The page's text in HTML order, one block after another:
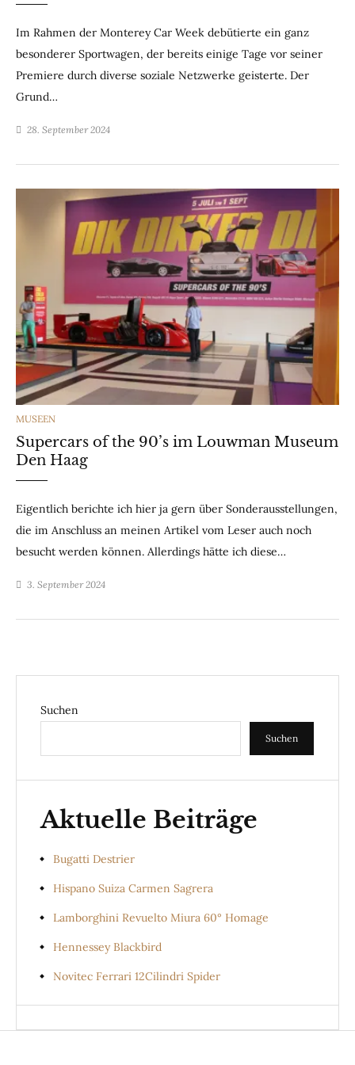
Im Rahmen der Monterey Car Week debütierte ein ganz
besonderer Sportwagen, der bereits einige Tage vor seiner
Premiere durch diverse soziale Netzwerke geisterte. Der
Grund…
28. September 2024
CATEGORIES
MUSEEN
Supercars of the 90’s im Louwman Museum
Den Haag
Eigentlich berichte ich hier ja gern über Sonderausstellungen,
die im Anschluss an meinen Artikel vom Leser auch noch
besucht werden können. Allerdings hätte ich diese…
3. September 2024
Suchen
Suchen
Aktuelle Beiträge
Bugatti Destrier
Hispano Suiza Carmen Sagrera
Lamborghini Revuelto Miura 60° Homage
Hennessey Blackbird
Novitec Ferrari 12Cilindri Spider